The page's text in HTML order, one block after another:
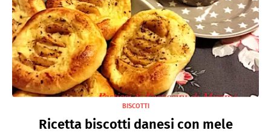
BISCOTTI
Ricetta biscotti danesi con mele